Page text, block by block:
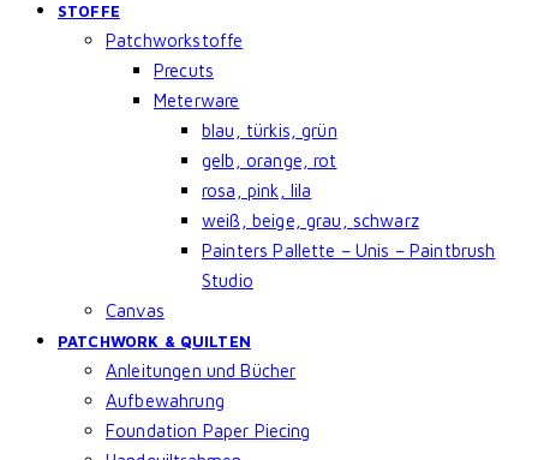
STOFFE
Patchworkstoffe
Precuts
Meterware
blau, türkis, grün
gelb, orange, rot
rosa, pink, lila
weiß, beige, grau, schwarz
Painters Pallette – Unis – Paintbrush
Studio
Canvas
PATCHWORK & QUILTEN
Anleitungen und Bücher
Aufbewahrung
Foundation Paper Piecing